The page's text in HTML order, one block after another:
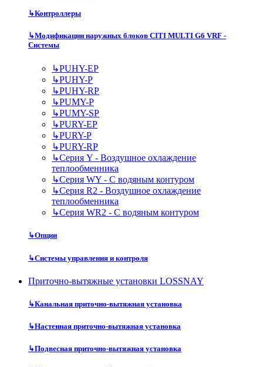
↳Контроллеры
↳Модификации наружных блоков CITI MULTI G6 VRF -
Системы
↳PUHY-EP
↳PUHY-P
↳PUHY-RP
↳PUMY-P
↳PUMY-SP
↳PURY-EP
↳PURY-P
↳PURY-RP
↳Серия Y - Воздушное охлаждение
теплообменника
↳Серия WY - С водяным контуром
↳Серия R2 - Воздушное охлаждение
теплообменника
↳Серия WR2 - С водяным контуром
↳Опции
↳Системы управления и контроля
Приточно-вытяжные установки LOSSNAY
↳Канальная приточно-вытяжная установка
↳Настенная приточно-вытяжная установка
↳Подвесная приточно-вытяжная установка